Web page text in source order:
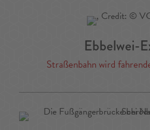
Ebbelwei-
Straßenbahn wird